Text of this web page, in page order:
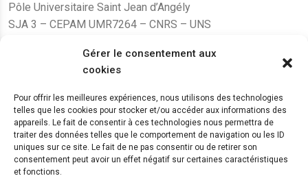
Gérer le consentement aux
cookies
Pour offrir les meilleures expériences, nous utilisons des technologies
telles que les cookies pour stocker et/ou accéder aux informations des
appareils. Le fait de consentir à ces technologies nous permettra de
traiter des données telles que le comportement de navigation ou les ID
uniques sur ce site. Le fait de ne pas consentir ou de retirer son
consentement peut avoir un effet négatif sur certaines caractéristiques
et fonctions.
Pôle Universitaire Saint Jean d’Angély
SJA 3 – CEPAM UMR7264 – CNRS – UNS
+33 (0)4 89 15 24 08
LE CEPAM EST HÉBERGÉ PAR